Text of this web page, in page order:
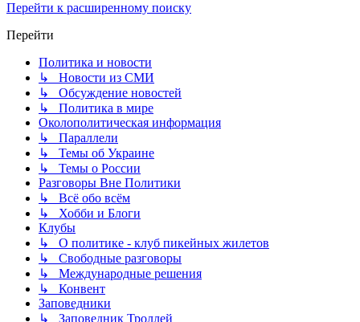
Перейти к расширенному поиску
Перейти
Политика и новости
↳ Новости из СМИ
↳ Обсуждение новостей
↳ Политика в мире
Околополитическая информация
↳ Параллели
↳ Темы об Украине
↳ Темы о России
Разговоры Вне Политики
↳ Всё обо всём
↳ Хобби и Блоги
Клубы
↳ О политике - клуб пикейных жилетов
↳ Свободные разговоры
↳ Международные решения
↳ Конвент
Заповедники
↳ Заповедник Троллей